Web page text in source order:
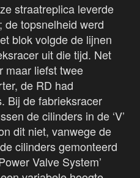
straatreplica leverde
de topsnelheid werd
blok volgde de lijnen
uit die tijd. Net
maar liefst twee
de RD had
Bij de fabrieksracer
de cilinders in de ‘V’
dit niet, vanwege de
cilinders gemonteerd
Valve System’